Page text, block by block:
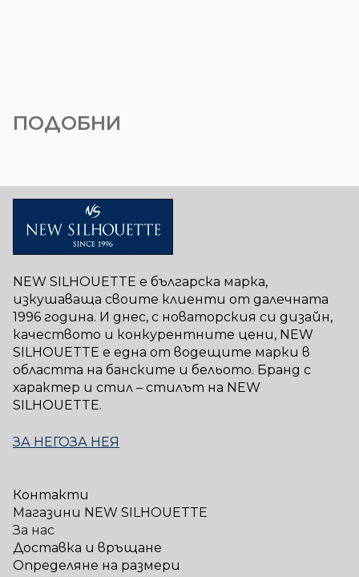
ПОДОБНИ
NEW SILHOUETTE е българска марка,
изкушаваща своите клиенти от далечната
1996 година. И днес, с новаторския си дизайн,
качеството и конкурентните цени, NEW
SILHOUETTE е една от водещите марки в
областта на банските и бельото. Бранд с
характер и стил – стилът на NEW
SILHOUETTE.
ЗА НЕГОЗА НЕЯ
Контакти
Магазини NEW SILHOUETTE
За нас
Доставка и връщане
Определяне на размери